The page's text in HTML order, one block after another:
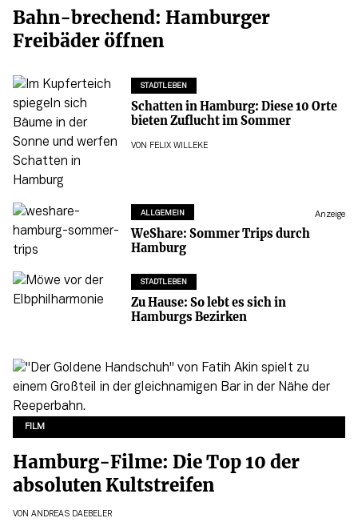
Bahn-brechend: Hamburger
Freibäder öffnen
STADTLEBEN
Schatten in Hamburg: Diese 10 Orte
bieten Zuflucht im Sommer
VON FELIX WILLEKE
ALLGEMEIN Anzeige
WeShare: Sommer Trips durch
Hamburg
STADTLEBEN
Zu Hause: So lebt es sich in
Hamburgs Bezirken
FILM
Hamburg-Filme: Die Top 10 der
absoluten Kultstreifen
VON ANDREAS DAEBELER